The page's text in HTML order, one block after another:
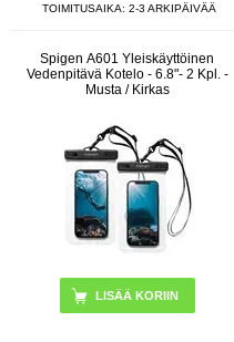
TOIMITUSAIKA: 2-3 ARKIPÄIVÄÄ
Spigen A601 Yleiskäyttöinen
Vedenpitävä Kotelo - 6.8"- 2 Kpl. -
Musta / Kirkas